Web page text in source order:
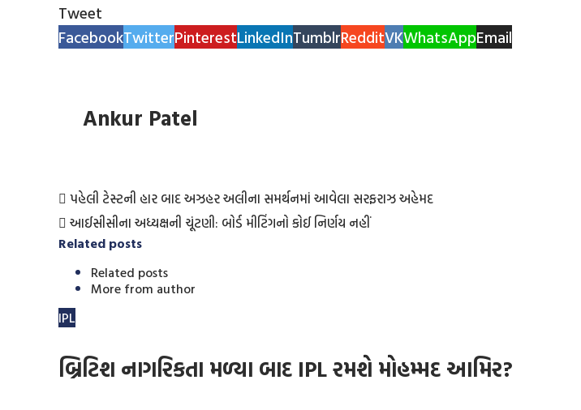
Tweet
FacebookTwitterPinterestLinkedInTumblrRedditVKWhatsAppEmail
Ankur Patel
પહેલી ટેસ્ટની હાર બાદ અઝહર અલીના સમર્થનમાં આવેલા સરફરાઝ અહેમદ
આઈસીસીના અધ્યક્ષની ચૂંટણી: બોર્ડ મીટિંગનો કોઈ નિર્ણય નહીં
Related posts
Related posts
More from author
IPL
બ્રિટિશ નાગરિકતા મળ્યા બાદ IPL રમશે મોહમ્મદ આમિર?